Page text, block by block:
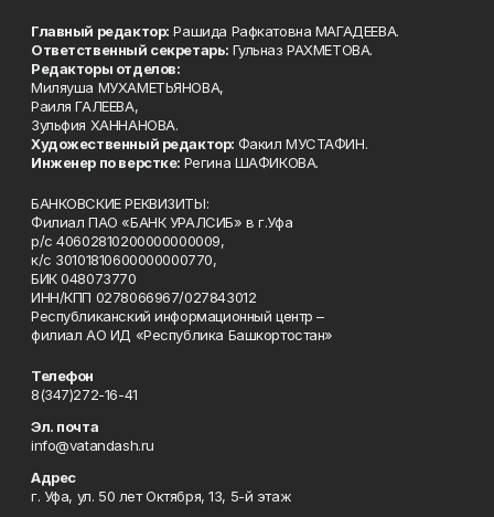
Главный редактор: Рашида Рафкатовна МАГАДЕЕВА.
Ответственный секретарь: Гульназ РАХМЕТОВА.
Редакторы отделов:
Миляуша МУХАМЕТЬЯНОВА,
Раиля ГАЛЕЕВА,
Зульфия ХАННАНОВА.
Художественный редактор: Факил МУСТАФИН.
Инженер по верстке: Регина ШАФИКОВА.
БАНКОВСКИЕ РЕКВИЗИТЫ:
Филиал ПАО «БАНК УРАЛСИБ» в г.Уфа
р/с 40602810200000000009,
к/с 30101810600000000770,
БИК 048073770
ИНН/КПП 0278066967/027843012
Республиканский информационный центр –
филиал АО ИД «Республика Башкортостан»
Телефон
8(347)272-16-41
Эл. почта
info@vatandash.ru
Адрес
г. Уфа, ул. 50 лет Октября, 13, 5-й этаж